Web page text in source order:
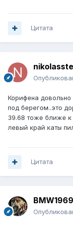
Цитата
Корифена
под берегом..это
39.68 тоже ближе к
левый край каты
Цитата
BMW1969